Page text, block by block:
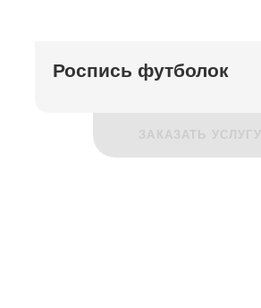
Роспись футболок
ЗАКАЗАТЬ УСЛУГУ